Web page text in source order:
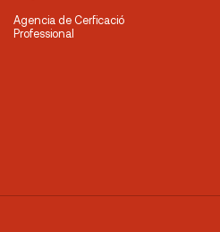
Agencia de Cerficació
Professional